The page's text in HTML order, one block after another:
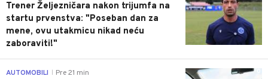
Trener Željezničara nakon trijumfa na
startu prvenstva: "Poseban dan za
mene, ovu utakmicu nikad neću
zaboraviti!"
0
AUTOMOBILI Pre 21 min